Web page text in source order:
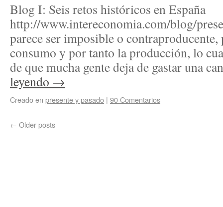
Blog I: Seis retos históricos en España
http://www.intereconomia.com/blog/
parece ser imposible o
consumo y por tanto la producción, lo
de que mucha gente deja de gastar una
leyendo →
Creado en presente y pasado | 90 Comentarios
← Older posts